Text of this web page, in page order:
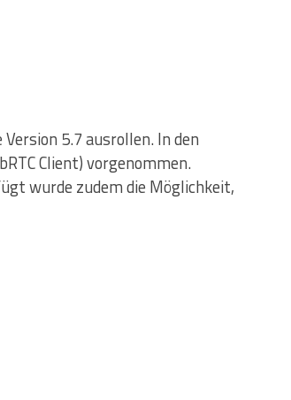
5.7 ausrollen. In den
Client) vorgenommen.
wurde zudem die Möglichkeit,